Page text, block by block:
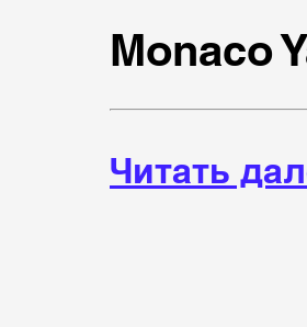
Monaco
Читать